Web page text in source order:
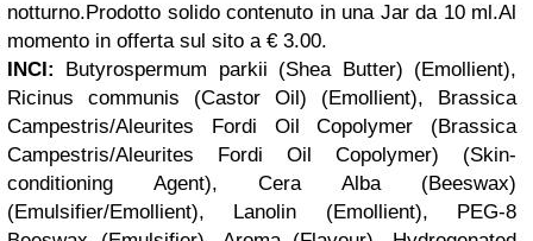
notturno.Prodotto solido contenuto in una Jar da 10 ml.Al
momento in offerta sul sito a € 3.00.
INCI:
Butyrospermum parkii (Shea Butter) (Emollient),
Ricinus communis (Castor Oil) (Emollient), Brassica
Campestris/Aleurites Fordi Oil Copolymer (Brassica
Campestris/Aleurites Fordi Oil Copolymer) (Skin-
conditioning Agent), Cera Alba (Beeswax)
(Emulsifier/Emollient), Lanolin (Emollient), PEG-8